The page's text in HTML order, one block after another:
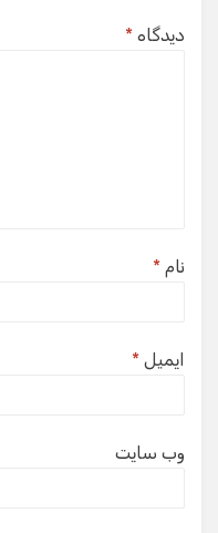
دیدگاه *
نام *
ایمیل *
وب‌ سایت